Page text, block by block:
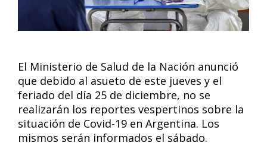
El Ministerio de Salud de la Nación anunció
que debido al asueto de este jueves y el
feriado del día 25 de diciembre, no se
realizarán los reportes vespertinos sobre la
situación de Covid-19 en Argentina. Los
mismos serán informados el sábado.